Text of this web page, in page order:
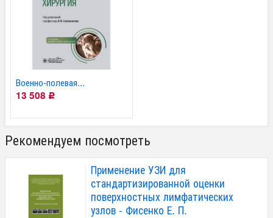
Военно-полевая...
13 508 Р
Рекомендуем посмотреть
Применение УЗИ для
стандартизированной оценки
поверхностных лимфатических
узлов - Фисенко Е. П.